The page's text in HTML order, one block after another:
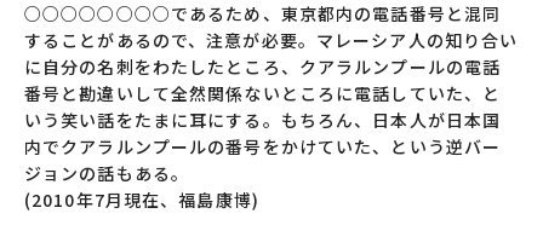
○○○○○○○○であるため、東京都内の電話番号と混同
することがあるので、注意が必要。マレーシア人の知り合い
に自分の名刺をわたしたところ、クアラルンプールの電話
番号と勘違いして全然関係ないところに電話していた、と
いう笑い話をたまに耳にする。もちろん、日本人が日本国
内でクアラルンプールの番号をかけていた、という逆バー
ジョンの話もある。
(2010年7月現在、福島康博)